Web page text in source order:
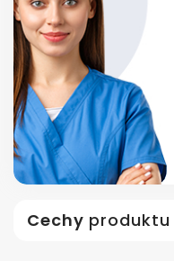
Cechy produktu